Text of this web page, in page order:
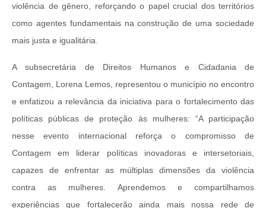
violência de gênero, reforçando o papel crucial dos territórios
como agentes fundamentais na construção de uma sociedade
mais justa e igualitária.
A subsecretária de Direitos Humanos e Cidadania de
Contagem, Lorena Lemos, representou o município no encontro
e enfatizou a relevância da iniciativa para o fortalecimento das
políticas públicas de proteção às mulheres: “A participação
nesse evento internacional reforça o compromisso de
Contagem em liderar políticas inovadoras e intersetoriais,
capazes de enfrentar as múltiplas dimensões da violência
contra as mulheres. Aprendemos e compartilhamos
experiências que fortalecerão ainda mais nossa rede de